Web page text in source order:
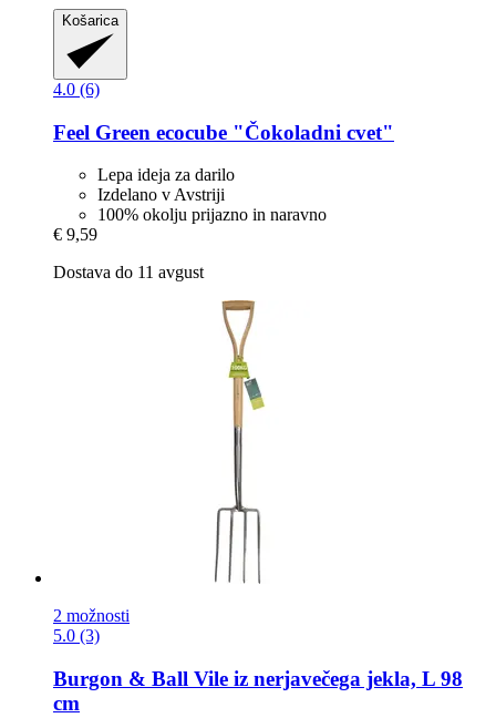
Košarica
4.0 (6)
Feel Green ecocube "Čokoladni cvet"
Lepa ideja za darilo
Izdelano v Avstriji
100% okolju prijazno in naravno
€ 9,59
Dostava do 11 avgust
2 možnosti
5.0 (3)
Burgon & Ball Vile iz nerjavečega jekla, L 98
cm